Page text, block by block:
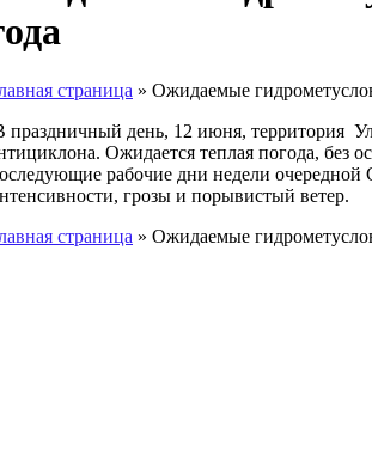
страница » Ожидаемые
праздничный день, 12 июня, территория
Ожидается теплая погода, без
рабочие дни недели
грозы и порывистый ветер.
страница » Ожидаемые